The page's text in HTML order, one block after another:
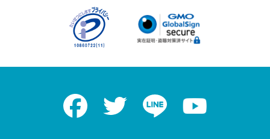
Facebook Twitter LINE